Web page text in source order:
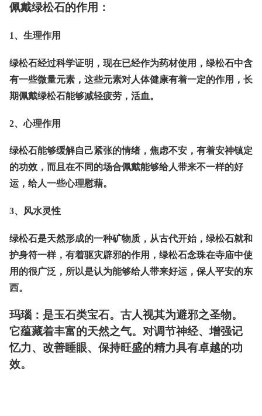
佩戴绿松石的作用：
1、生理作用
绿松石经过科学证明，现在已经作为药材使用，绿松石中含
有一些微量元素，这些元素对人体健康有着一定的作用，长
期佩戴绿松石能够减轻疲劳，活血。
2、心理作用
绿松石能够缓解自己紧张的情绪，焦虑不安，有着安神镇定
的功效，而且在不同的场合佩戴能够给人带来不一样的好
运，给人一些心理慰藉。
3、风水灵性
绿松石是天然形成的一种矿物质，从古代开始，绿松石就和
护身符一样，有着驱灾辟邪的作用，绿松石念珠在寺庙中使
用的很广泛，所以是认为能够给人带来好运，保人平安的东
西。
玛瑙：是玉石类宝石。古人视其为避邪之圣物。
它蕴藏着丰富的天然之气。对调节神经、增强记
忆力、改善睡眼、保持旺盛的精力具有卓越的功
效。